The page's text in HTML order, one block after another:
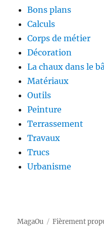
Bons plans
Calculs
Corps de métier
Décoration
La chaux dans le
Matériaux
Outils
Peinture
Terrassement
Travaux
Trucs
Urbanisme
MagaOu Fièrement